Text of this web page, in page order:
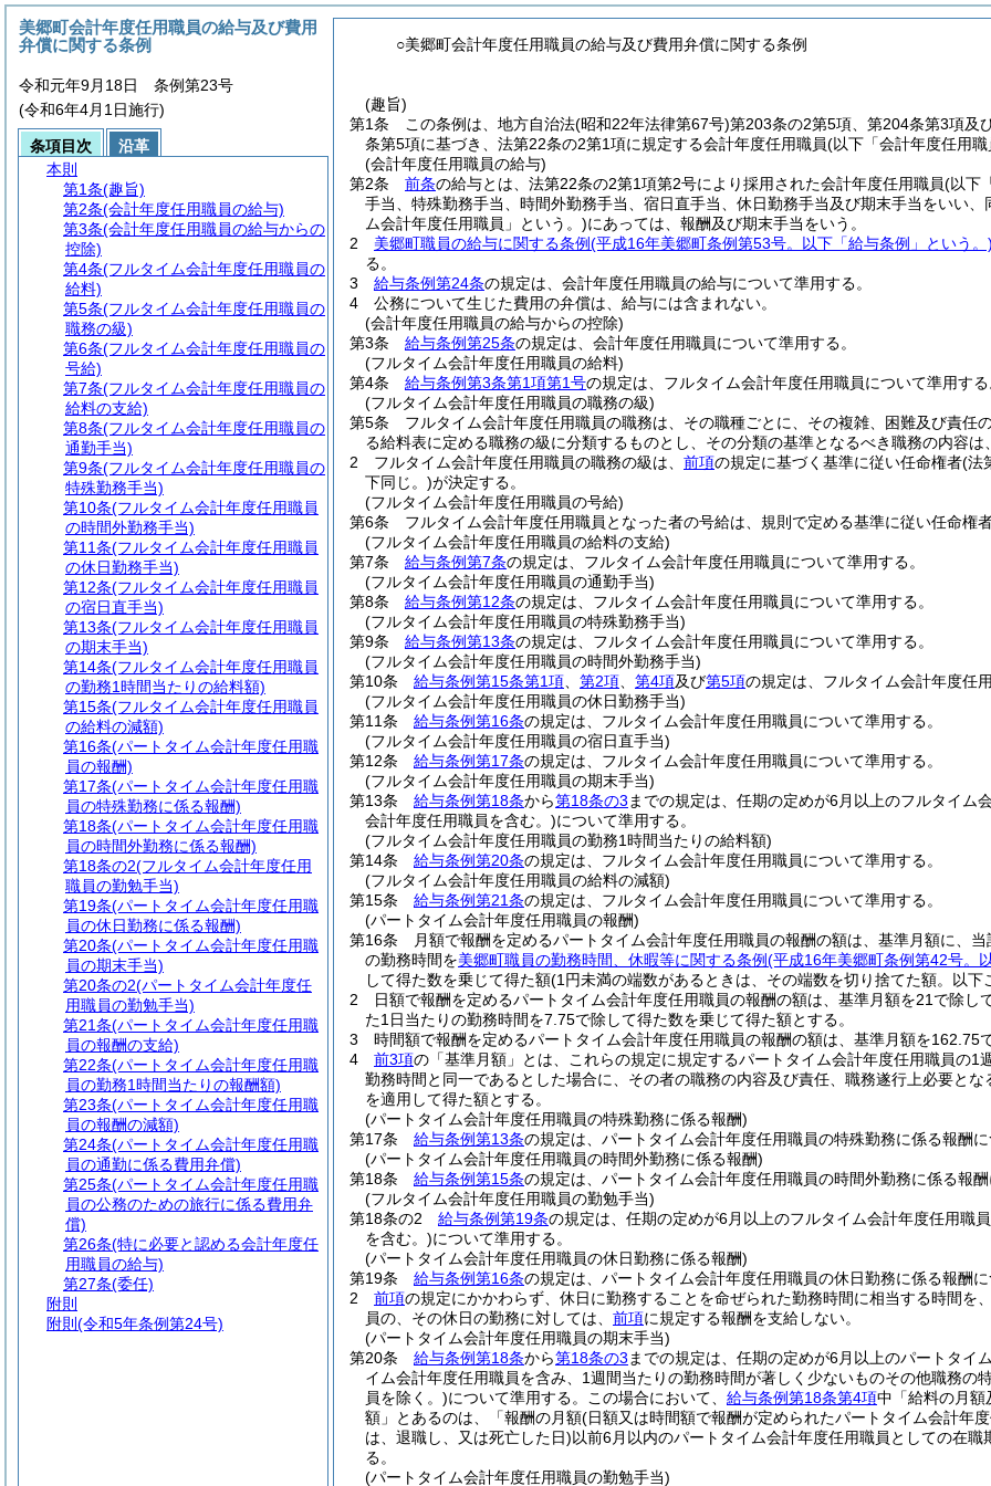
○美郷町会計年度任用職員の給与及び費用弁償に関する条例
(趣旨)
第1条
この条例は、地方自治法(昭和22年法律第67号)第203条の2第5項、第204条第3項及
条第5項に基づき、法第22条の2第1項に規定する会計年度任用職員(以下「会計年度任用
(会計年度任用職員の給与)
第2条
前条の給与とは、法第22条の2第1項第2号により採用された会計年度任用職員(以下
手当、特殊勤務手当、時間外勤務手当、宿日直手当、休日勤務手当及び期末手当をいい
ム会計年度任用職員」という。)にあっては、報酬及び期末手当をいう。
2
美郷町職員の給与に関する条例(平成16年美郷町条例第53号。以下「給与条例」という。
る。
3
給与条例第24条の規定は、会計年度任用職員の給与について準用する。
4
公務について生じた費用の弁償は、給与には含まれない。
(会計年度任用職員の給与からの控除)
第3条
給与条例第25条の規定は、会計年度任用職員について準用する。
(フルタイム会計年度任用職員の給料)
第4条
給与条例第3条第1項第1号の規定は、フルタイム会計年度任用職員について準用す
(フルタイム会計年度任用職員の職務の級)
第5条
フルタイム会計年度任用職員の職務は、その職種ごとに、その複雑、困難及び責任
る給料表に定める職務の級に分類するものとし、その分類の基準となるべき職務の内容は
2
フルタイム会計年度任用職員の職務の級は、 前項の規定に基づく基準に従い任命権者(法
下同じ。)が決定する。
(フルタイム会計年度任用職員の号給)
第6条
フルタイム会計年度任用職員となった者の号給は、規則で定める基準に従い任命権
(フルタイム会計年度任用職員の給料の支給)
第7条
給与条例第7条の規定は、フルタイム会計年度任用職員について準用する。
(フルタイム会計年度任用職員の通勤手当)
第8条
給与条例第12条の規定は、フルタイム会計年度任用職員について準用する。
(フルタイム会計年度任用職員の特殊勤務手当)
第9条
給与条例第13条の規定は、フルタイム会計年度任用職員について準用する。
(フルタイム会計年度任用職員の時間外勤務手当)
第10条
給与条例第15条第1項 第2項 第4項及び第5項の規定は、フルタイム会計年度任
(フルタイム会計年度任用職員の休日勤務手当)
第11条
給与条例第16条の規定は、フルタイム会計年度任用職員について準用する。
(フルタイム会計年度任用職員の宿日直手当)
第12条
給与条例第17条の規定は、フルタイム会計年度任用職員について準用する。
(フルタイム会計年度任用職員の期末手当)
第13条
給与条例第18条から第18条の3 までの規定は、任期の定めが6月以上のフルタイム
会計年度任用職員を含む。)について準用する。
(フルタイム会計年度任用職員の勤務1時間当たりの給料額)
第14条
給与条例第20条の規定は、フルタイム会計年度任用職員について準用する。
(フルタイム会計年度任用職員の給料の減額)
第15条
給与条例第21条の規定は、フルタイム会計年度任用職員について準用する。
(パートタイム会計年度任用職員の報酬)
第16条
月額で報酬を定めるパートタイム会計年度任用職員の報酬の額は、基準月額に、
の勤務時間を美郷町職員の勤務時間、休暇等に関する条例(平成16年美郷町条例第42号。
して得た数を乗じて得た額(1円未満の端数があるときは、その端数を切り捨てた額。以下
2
日額で報酬を定めるパートタイム会計年度任用職員の報酬の額は、基準月額を21で除
た1日当たりの勤務時間を7.75で除して得た数を乗じて得た額とする。
3
時間額で報酬を定めるパートタイム会計年度任用職員の報酬の額は、基準月額を162.75
4
前3項の「基準月額」とは、これらの規定に規定するパートタイム会計年度任用職員の1
勤務時間と同一であるとした場合に、その者の職務の内容及び責任、職務遂行上必要と
を適用して得た額とする。
(パートタイム会計年度任用職員の特殊勤務に係る報酬)
第17条
給与条例第13条の規定は、パートタイム会計年度任用職員の特殊勤務に係る報酬
(パートタイム会計年度任用職員の時間外勤務に係る報酬)
第18条
給与条例第15条の規定は、パートタイム会計年度任用職員の時間外勤務に係る報
(フルタイム会計年度任用職員の勤勉手当)
第18条の2
給与条例第19条の規定は、任期の定めが6月以上のフルタイム会計年度任用職員
を含む。)について準用する。
(パートタイム会計年度任用職員の休日勤務に係る報酬)
第19条
給与条例第16条の規定は、パートタイム会計年度任用職員の休日勤務に係る報酬
2
前項の規定にかかわらず、休日に勤務することを命ぜられた勤務時間に相当する時間
員の、その休日の勤務に対しては、 前項に規定する報酬を支給しない。
(パートタイム会計年度任用職員の期末手当)
第20条
給与条例第18条から第18条の3 までの規定は、任期の定めが6月以上のパートタイ
イム会計年度任用職員を含み、1週間当たりの勤務時間が著しく少ないものその他職務
員を除く。)について準用する。 この場合において、 給与条例第18条第4項中「給料の月額
額」とあるのは、「報酬の月額(日額又は時間額で報酬が定められたパートタイム会計年
は、退職し、又は死亡した日)以前6月以内のパートタイム会計年度任用職員としての在
る。
(パートタイム会計年度任用職員の勤勉手当)
美郷町会計年度任用職員の給与及び費用
弁償に関する条例
令和元年9月18日 条例第23号
(令和6年4月1日施行)
条項目次
沿革
本則
第1条(趣旨)
第2条(会計年度任用職員の給与)
第3条(会計年度任用職員の給与からの
控除)
第4条(フルタイム会計年度任用職員の
給料)
第5条(フルタイム会計年度任用職員の
職務の級)
第6条(フルタイム会計年度任用職員の
号給)
第7条(フルタイム会計年度任用職員の
給料の支給)
第8条(フルタイム会計年度任用職員の
通勤手当)
第9条(フルタイム会計年度任用職員の
特殊勤務手当)
第10条(フルタイム会計年度任用職員
の時間外勤務手当)
第11条(フルタイム会計年度任用職員
の休日勤務手当)
第12条(フルタイム会計年度任用職員
の宿日直手当)
第13条(フルタイム会計年度任用職員
の期末手当)
第14条(フルタイム会計年度任用職員
の勤務1時間当たりの給料額)
第15条(フルタイム会計年度任用職員
の給料の減額)
第16条(パートタイム会計年度任用職
員の報酬)
第17条(パートタイム会計年度任用職
員の特殊勤務に係る報酬)
第18条(パートタイム会計年度任用職
員の時間外勤務に係る報酬)
第18条の2(フルタイム会計年度任用
職員の勤勉手当)
第19条(パートタイム会計年度任用職
員の休日勤務に係る報酬)
第20条(パートタイム会計年度任用職
員の期末手当)
第20条の2(パートタイム会計年度任
用職員の勤勉手当)
第21条(パートタイム会計年度任用職
員の報酬の支給)
第22条(パートタイム会計年度任用職
員の勤務1時間当たりの報酬額)
第23条(パートタイム会計年度任用職
員の報酬の減額)
第24条(パートタイム会計年度任用職
員の通勤に係る費用弁償)
第25条(パートタイム会計年度任用職
員の公務のための旅行に係る費用弁
償)
第26条(特に必要と認める会計年度任
用職員の給与)
第27条(委任)
附則
附則 (令和5年条例第24号)